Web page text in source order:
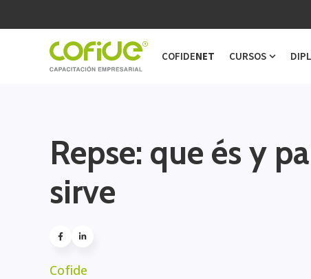
COFIDENET CURSOS
Show
Repse: que és y
sirve
Cofide